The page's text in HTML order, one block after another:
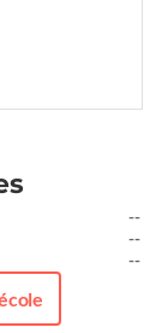
--
--
--